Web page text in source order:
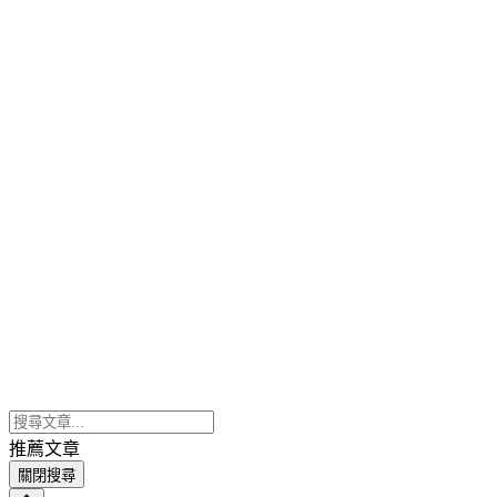
推薦文章
關閉搜尋